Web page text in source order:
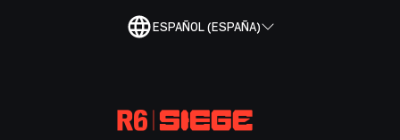
ESPAÑOL (ESPAÑA)